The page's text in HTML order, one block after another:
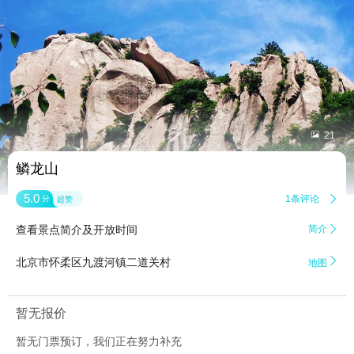
 21
鳞龙山
5.0 分 超赞 1条评论 
查看景点简介及开放时间 简介 
北京市怀柔区九渡河镇二道关村 地图 
暂无报价
暂无门票预订，我们正在努力补充